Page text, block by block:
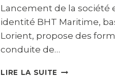
Lancement de la société
identité BHT Maritime,
Lorient, propose des
conduite de…
LIRE LA SUITE BHT